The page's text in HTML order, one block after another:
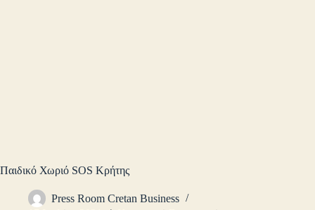
Παιδικό Χωριό SOS Κρήτης
Press Room Cretan Business